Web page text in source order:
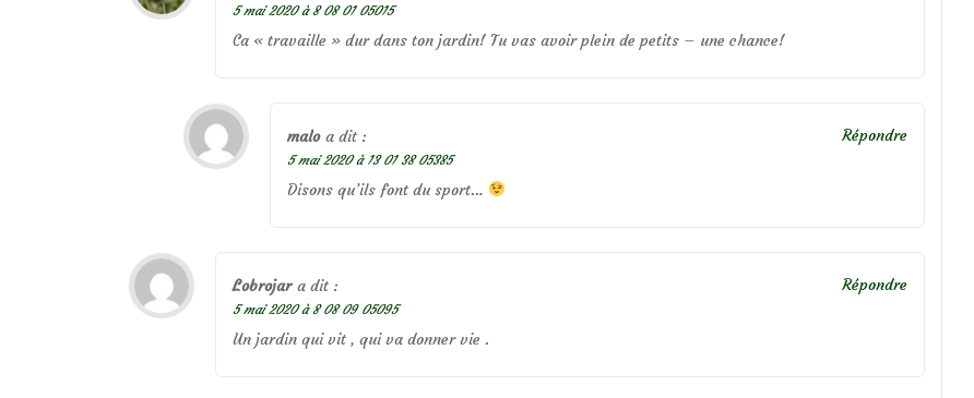
5 mai 2020 à 8 08 01 05015
Ca « travaille » dur dans ton jardin! Tu vas avoir plein de petits – une chance!
malo a dit :
5 mai 2020 à 13 01 38 05385
Disons qu’ils font du sport…
Répondre
Lobrojar a dit :
5 mai 2020 à 8 08 09 05095
Un jardin qui vit , qui va donner vie .
Répondre